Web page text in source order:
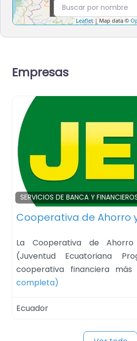
Leaflet| Map data ©
Empresas
SERVICIOS DE BANCA Y
Cooperativa de Ahorro
La Cooperativa de
(Juventud Ecuatoriana
cooperativa financiera más
completa)
Ecuador